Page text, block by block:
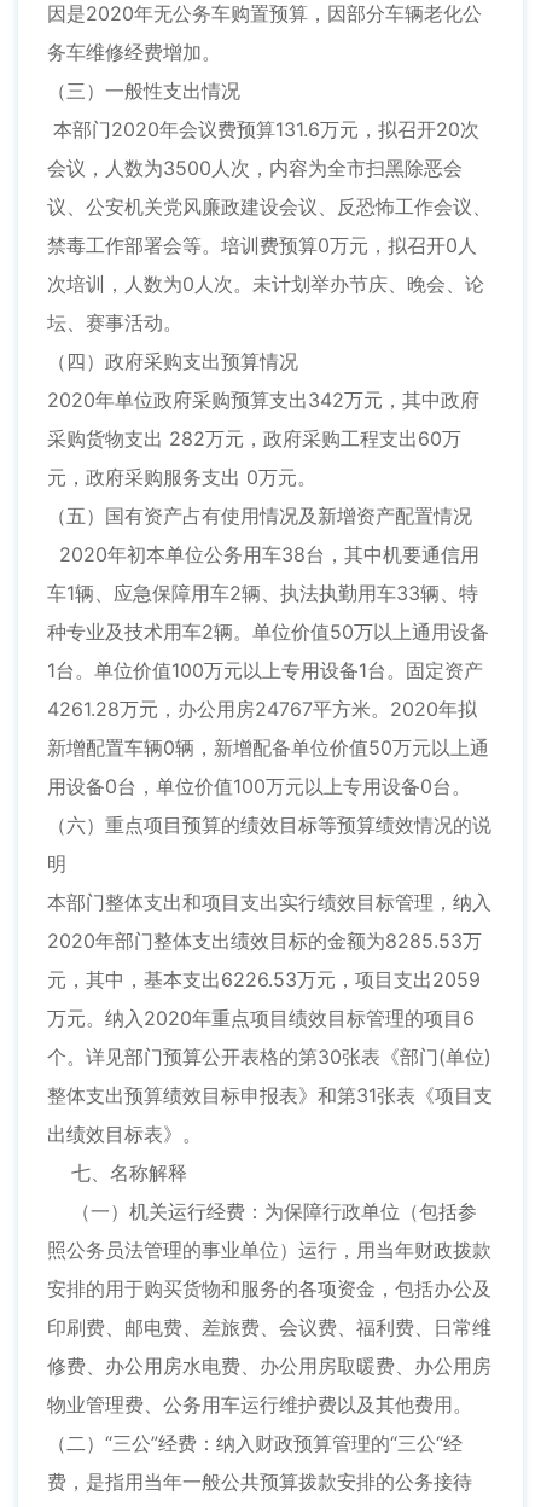
因是2020年无公务车购置预算，因部分车辆老化公
务车维修经费增加。
（三）一般性支出情况
本部门2020年会议费预算131.6万元，拟召开20次
会议，人数为3500人次，内容为全市扫黑除恶会
议、公安机关党风廉政建设会议、反恐怖工作会议、
禁毒工作部署会等。培训费预算0万元，拟召开0人
次培训，人数为0人次。未计划举办节庆、晚会、论
坛、赛事活动。
（四）政府采购支出预算情况
2020年单位政府采购预算支出342万元，其中政府
采购货物支出 282万元，政府采购工程支出60万
元，政府采购服务支出 0万元。
（五）国有资产占有使用情况及新增资产配置情况
2020年初本单位公务用车38台，其中机要通信用
车1辆、应急保障用车2辆、执法执勤用车33辆、特
种专业及技术用车2辆。单位价值50万以上通用设备
1台。单位价值100万元以上专用设备1台。固定资产
4261.28万元，办公用房24767平方米。2020年拟
新增配置车辆0辆，新增配备单位价值50万元以上通
用设备0台，单位价值100万元以上专用设备0台。
（六）重点项目预算的绩效目标等预算绩效情况的说
明
本部门整体支出和项目支出实行绩效目标管理，纳入
2020年部门整体支出绩效目标的金额为8285.53万
元，其中，基本支出6226.53万元，项目支出2059
万元。纳入2020年重点项目绩效目标管理的项目6
个。详见部门预算公开表格的第30张表《部门(单位)
整体支出预算绩效目标申报表》和第31张表《项目支
出绩效目标表》。
七、名称解释
（一）机关运行经费：为保障行政单位（包括参
照公务员法管理的事业单位）运行，用当年财政拨款
安排的用于购买货物和服务的各项资金，包括办公及
印刷费、邮电费、差旅费、会议费、福利费、日常维
修费、办公用房水电费、办公用房取暖费、办公用房
物业管理费、公务用车运行维护费以及其他费用。
（二）“三公”经费：纳入财政预算管理的“三公“经
费，是指用当年一般公共预算拨款安排的公务接待